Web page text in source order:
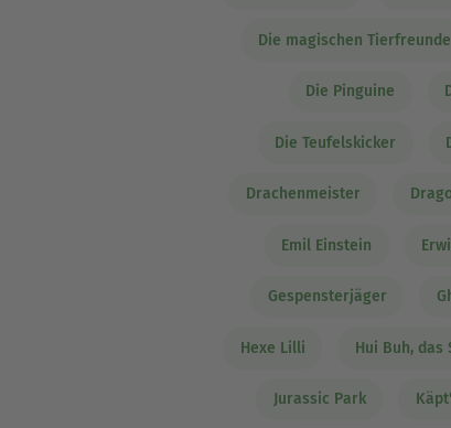
Die magischen Tierfreunde
Die Pinguine
Die Teufelskicker
Drachenmeister
Emil Einstein
Gespensterjäger
Hexe Lilli Hui Buh, das
Jurassic Park